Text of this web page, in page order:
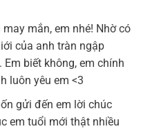
mắn, em nhé! Nhờ có
của anh tràn ngập
biết không, em chính
luôn yêu em <3
gửi đến em lời chúc
em tuổi mới thật nhiều